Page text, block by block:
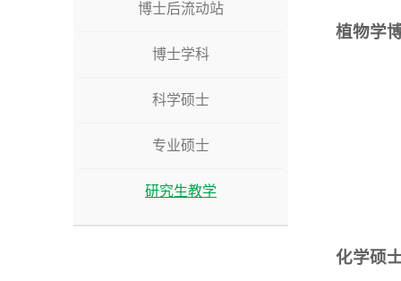
博士后流动站
博士学科
科学硕士
专业硕士
研究生教学
植物学
化学硕